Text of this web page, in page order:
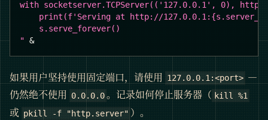
with socketserver.TCPServer(('127.0.0.1', 0),
print(f'Serving at http://
    s.serve_forever()
" &
如果用户坚持使用固定端口，请使用 127.0.0.1:<port> —
仍然绝不使用 0.0.0.0 。记录如何停止服务器（ kill %1
或 pkill -f "http.server" ）。